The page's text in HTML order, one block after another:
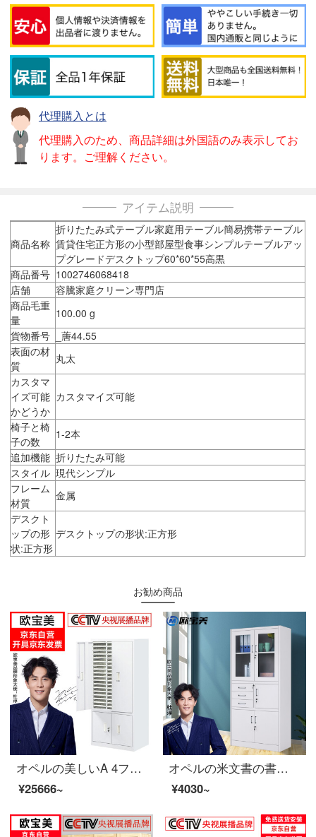
代理購入とは
代理購入のため、商品詳細は外国語のみ表示してお
ります。ご理解ください。
アイテム説明
商品名称
折りたたみ式テーブル家庭用テーブル簡易携帯テーブル
賃貸住宅正方形の小型部屋型食事シンプルテーブルアッ
プグレードデスクトップ60*60*55高黒
商品番号 1002746068418
店舗
容騰家庭クリーン専門店
商品毛重
量
100.00 g
貨物番号
_蓎44.55
表面の材
質
丸太
カスタマ
イズ可能
かどうか
カスタマイズ可能
椅子と椅
子の数
1-2本
追加機能 折りたたみ可能
スタイル 現代シンプル
フレーム
材質
金属
デスクト
ップの形
状:正方形
デスクトップの形状:正方形
お勧め商品
オペルの美しいA 4ファイルの整理棚の事務室のチェストの収納棚の領収書の箱の鉄の皮の箱の45は書類を引き出して扉を持ちます
¥25666~
オペルの米文書の書類の執務する証明の箱の鉄の皮の鋼の事務室の財務室の鉄の箱
¥4030~